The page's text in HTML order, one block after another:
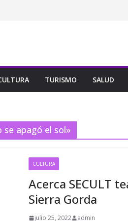
TURISMO SALUD
apagó el sol»
CULTURA
Acerca SECULT
Sierra Gorda
julio 25, 2022 admin